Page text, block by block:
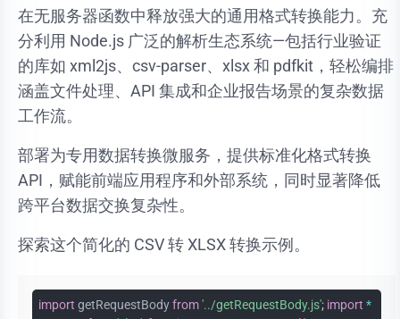
在无服务器函数中释放强大的通用格式转换能力。充
分利用 Node.js 广泛的解析生态系统—包括行业验证
的库如 xml2js、csv-parser、xlsx 和 pdfkit，轻松编排
涵盖文件处理、API 集成和企业报告场景的复杂数据
工作流。
部署为专用数据转换微服务，提供标准化格式转换
API，赋能前端应用程序和外部系统，同时显著降低
跨平台数据交换复杂性。
探索这个简化的 CSV 转 XLSX 转换示例。
import getRequestBodyfrom'../getRequestBody.js'; import *